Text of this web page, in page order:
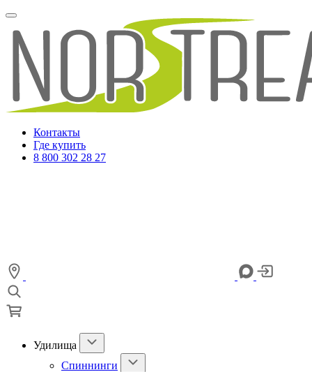
Контакты
Где купить
8 800 302 28 27
Удилища
Спиннинги